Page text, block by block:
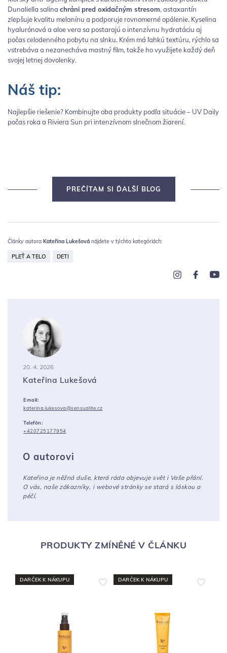
Dunaliella salina chráni pred oxidačným stresom, astaxantín
zlepšuje kvalitu melanínu a podporuje rovnomerné opálenie. Kyselina
hyalurónová a aloe vera sa postarajú o intenzívnu hydratáciu aj
počas celodenného pobytu na slnku. Krém má ľahkú textúru, rýchlo sa
vstrebáva a nezanecháva mastný film, takže ho využijete každý deň
svojej letnej dovolenky.
Náš tip:
Najlepšie riešenie? Kombinujte oba produkty podľa situácie – UV Daily
počas roka a Riviera Sun pri intenzívnom slnečnom žiarení.
PREČÍTAM SI ĎALŠÍ BLOG
Články autora Kateřina Lukešová nájdete v týchto kategóriách:
PLEŤ A TELO DETI
20. 4. 2026
Kateřina Lukešová
Email:
katerina.lukesova@sensualite.cz
Telefón:
+420725177954
O autorovi
Kateřina je něžná duše, která ráda objevuje svět i Vaše přání.
O vás, naše zákazníky, i webové stránky se stará s láskou a
péčí.
PRODUKTY ZMÍNĚNÉ V ČLÁNKU
DARČEK K NÁKUPU DARČEK K NÁKUPU